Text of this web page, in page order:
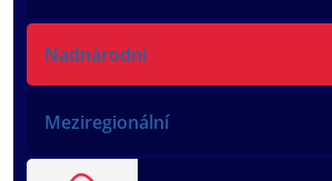
Nadnárodní
Meziregionální